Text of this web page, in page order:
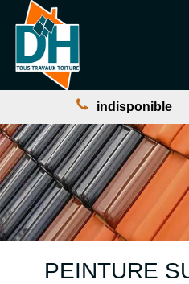
indisponible
PEINTURE